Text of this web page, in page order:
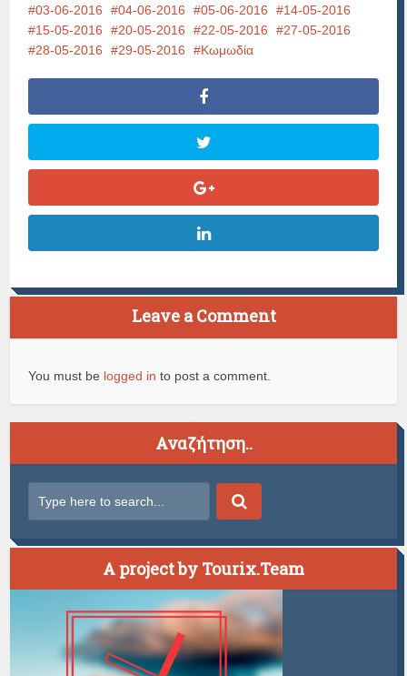
03-06-2016 04-06-2016 05-06-2016
14-05-2016
15-05-2016
20-05-2016 22-05-2016
27-05-2016
28-05-2016
29-05-2016 Κωμωδία
Leave a Comment
You must be logged in to post a comment.
Αναζήτηση..
A project by Tourix.Team